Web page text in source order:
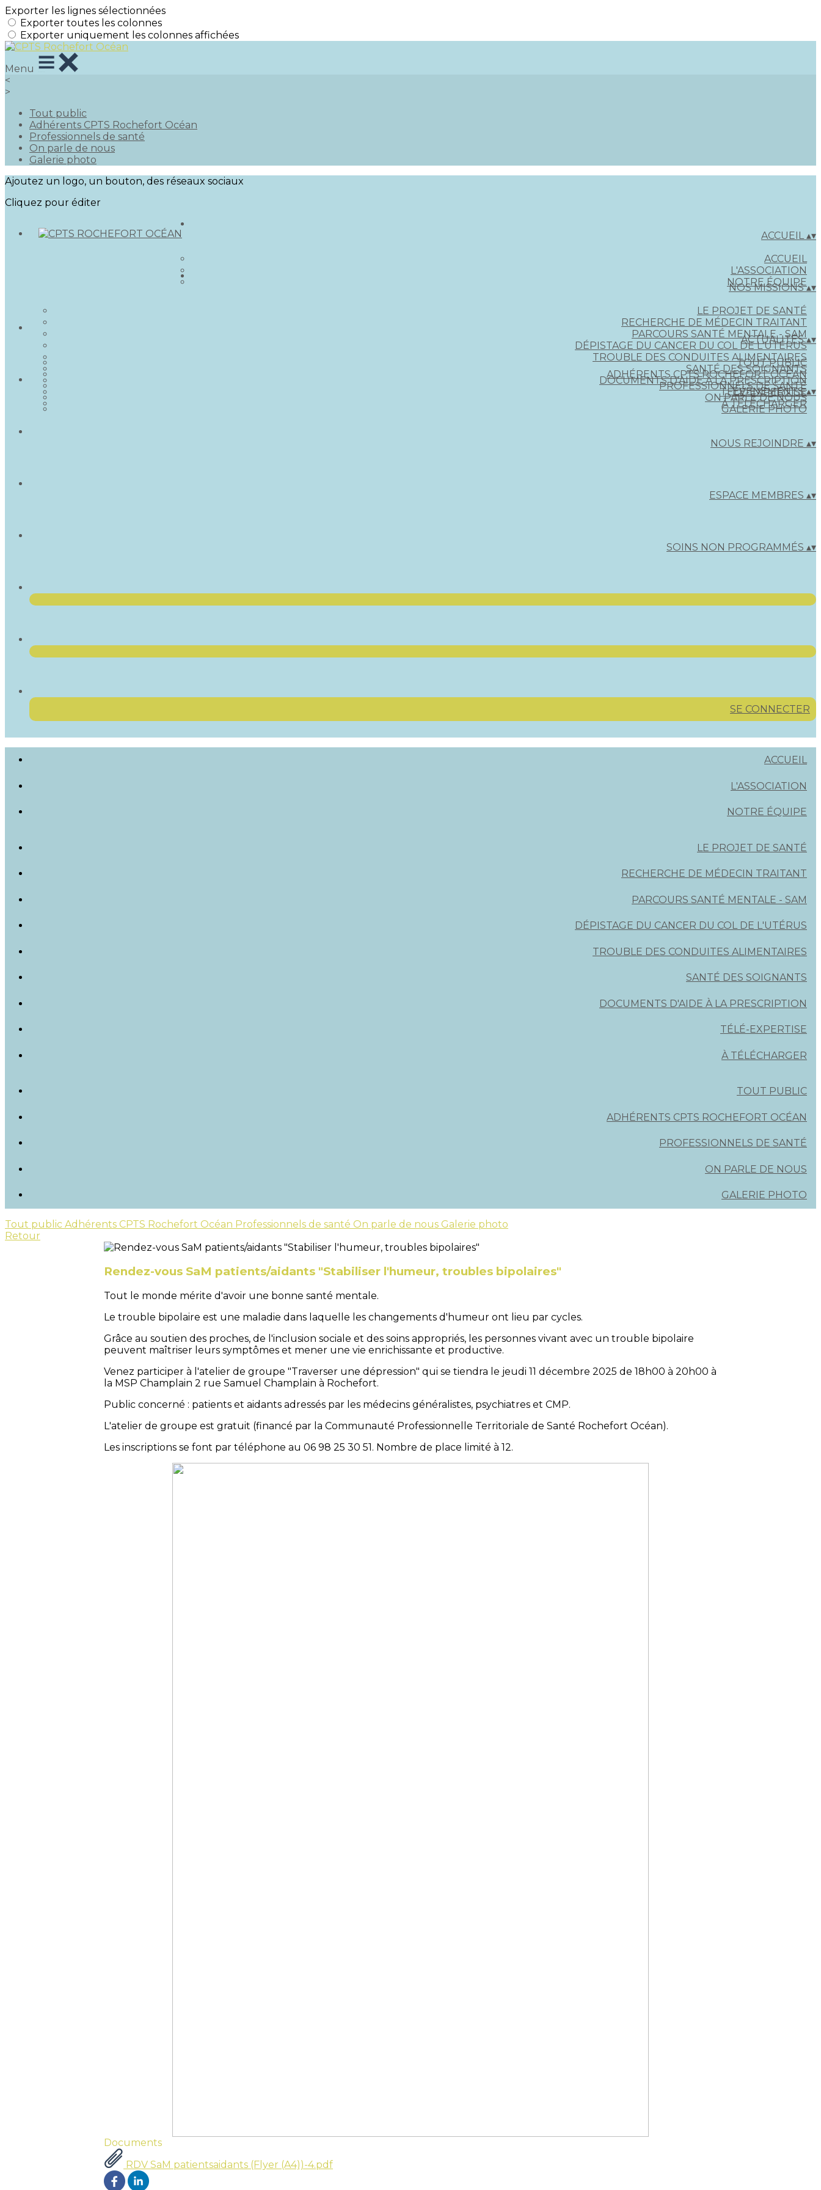
Exporter les lignes sélectionnées
Exporter toutes les colonnes
Exporter uniquement les colonnes affichées
Menu
<
>
Tout public
Adhérents CPTS Rochefort Océan
Professionnels de santé
On parle de nous
Galerie photo
Ajoutez un logo, un bouton, des réseaux sociaux
Cliquez pour éditer
ACCUEIL▴▾
ACCUEIL
L'ASSOCIATION
NOTRE ÉQUIPE
NOS MISSIONS▴▾
LE PROJET DE SANTÉ
RECHERCHE DE MÉDECIN TRAITANT
PARCOURS SANTÉ MENTALE - SAM
DÉPISTAGE DU CANCER DU COL DE L'UTÉRUS
TROUBLE DES CONDUITES ALIMENTAIRES
SANTÉ DES SOIGNANTS
DOCUMENTS D'AIDE À LA PRESCRIPTION
TÉLÉ-EXPERTISE
À TÉLÉCHARGER
ACTUALITÉS▴▾
TOUT PUBLIC
ADHÉRENTS CPTS ROCHEFORT OCÉAN
PROFESSIONNELS DE SANTÉ
ON PARLE DE NOUS
GALERIE PHOTO
ÉVÈNEMENTS▴▾
NOUS REJOINDRE ▴▾
ESPACE MEMBRES ▴▾
SOINS NON PROGRAMMÉS ▴▾
SE CONNECTER
ACCUEIL
L'ASSOCIATION
NOTRE ÉQUIPE
LE PROJET DE SANTÉ
RECHERCHE DE MÉDECIN TRAITANT
PARCOURS SANTÉ MENTALE - SAM
DÉPISTAGE DU CANCER DU COL DE L'UTÉRUS
TROUBLE DES CONDUITES ALIMENTAIRES
SANTÉ DES SOIGNANTS
DOCUMENTS D'AIDE À LA PRESCRIPTION
TÉLÉ-EXPERTISE
À TÉLÉCHARGER
TOUT PUBLIC
ADHÉRENTS CPTS ROCHEFORT OCÉAN
PROFESSIONNELS DE SANTÉ
ON PARLE DE NOUS
GALERIE PHOTO
Tout public Adhérents CPTS Rochefort Océan Professionnels de santé On parle de nous Galerie photo
Retour
Rendez-vous SaM patients/aidants "Stabiliser l'humeur, troubles bipolaires"
Tout le monde mérite d'avoir une bonne santé mentale.
Le trouble bipolaire est une maladie dans laquelle les changements d'humeur ont lieu par cycles.
Grâce au soutien des proches, de l'inclusion sociale et des soins appropriés, les personnes vivant avec un trouble bipolaire
peuvent maîtriser leurs symptômes et mener une vie enrichissante et productive.
Venez participer à l'atelier de groupe "Traverser une dépression" qui se tiendra le jeudi 11 décembre 2025 de 18h00 à 20h00 à
la MSP Champlain 2 rue Samuel Champlain à Rochefort.
Public concerné : patients et aidants adressés par les médecins généralistes, psychiatres et CMP.
L'atelier de groupe est gratuit (financé par la Communauté Professionnelle Territoriale de Santé Rochefort Océan).
Les inscriptions se font par téléphone au 06 98 25 30 51. Nombre de place limité à 12.
Documents
RDV SaM patientsaidants (Flyer (A4))-4.pdf